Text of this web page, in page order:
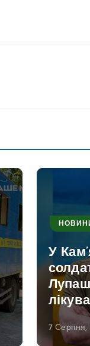
У
7 Серпня,